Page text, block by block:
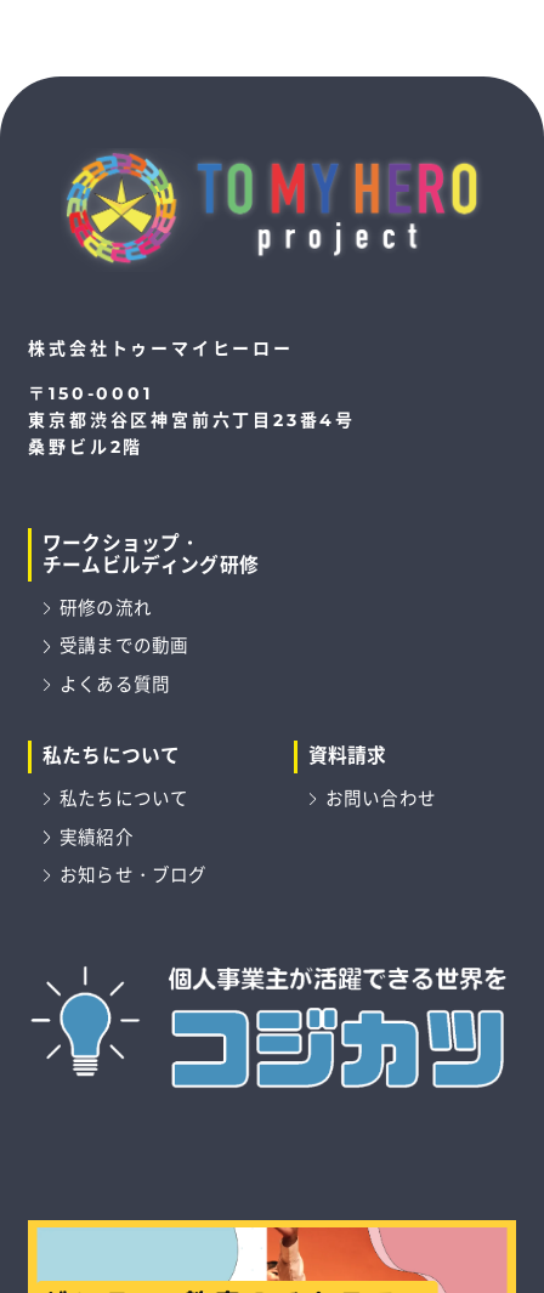
株式会社トゥーマイヒーロー
〒150-0001
東京都渋谷区神宮前六丁目23番4号
桑野ビル2階
ワークショップ・
チームビルディング研修
研修の流れ
受講までの動画
よくある質問
私たちについて
私たちについて
実績紹介
お知らせ・ブログ
資料請求
お問い合わせ